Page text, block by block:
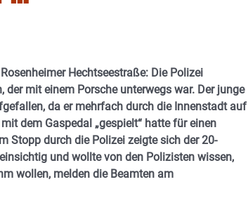
Hechtseestraße: Die Polizei
der mit einem Porsche unterwegs war. Der junge
da er mehrfach durch die Innenstadt auf
dem Gaspedal „gespielt“ hatte für einen
Stopp durch die Polizei zeigte sich der 20-
und wollte von den Polizisten wissen,
wollen, melden die Beamten am